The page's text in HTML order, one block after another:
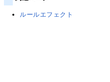
ルールエフェクト